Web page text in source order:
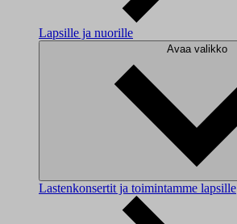
Lapsille ja nuorille
Avaa valikko
Lastenkonsertit ja toimintamme lapsille